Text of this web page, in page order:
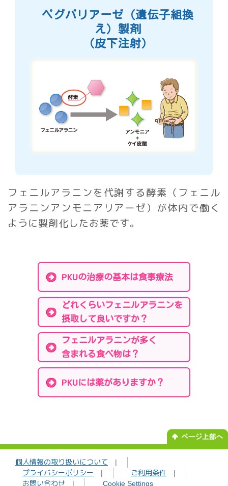
ペグバリアーゼ（遺伝子組換
え）製剤
（皮下注射）
フェニルアラニンを代謝する酵素（フェニル
アラニンアンモニアリアーゼ）が体内で働く
ように製剤化したお薬です。
PKUの治療の基本は食事療法
どれくらいフェニルアラニンを
摂取して良いですか？
フェニルアラニンが多く
含まれる食べ物は？
PKUには薬がありますか？
個人情報の取り扱いについて |
プライバシーポリシー | ご利用条件 |
お問い合わせ | Cookie Settings